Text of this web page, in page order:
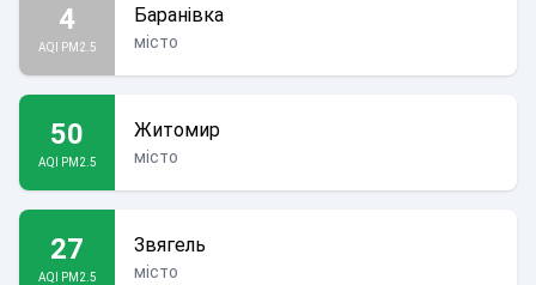
4
AQI PM2.5
Баранівка
місто
50
AQI PM2.5
Житомир
місто
27
AQI PM2.5
Звягель
місто